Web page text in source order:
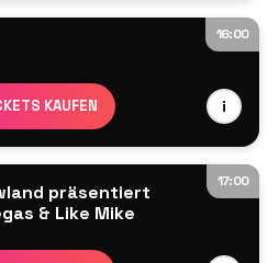
16:00
KAUFEN i
noch bekannt gegeben
17:00
präsentiert
& Like Mike